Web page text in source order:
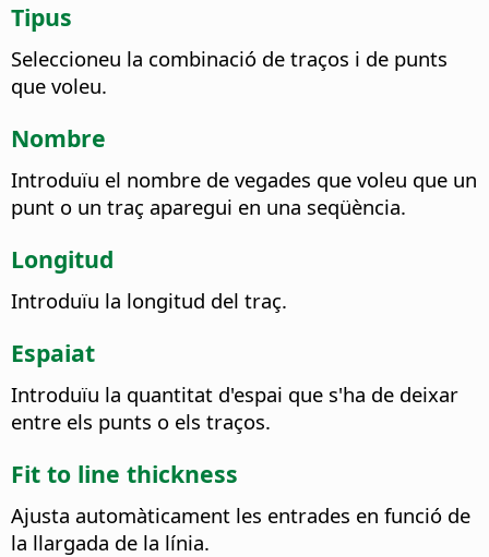
Tipus
Seleccioneu la combinació de traços i de punts
que voleu.
Nombre
Introduïu el nombre de vegades que voleu que un
punt o un traç aparegui en una seqüència.
Longitud
Introduïu la longitud del traç.
Espaiat
Introduïu la quantitat d'espai que s'ha de deixar
entre els punts o els traços.
Fit to line thickness
Ajusta automàticament les entrades en funció de
la llargada de la línia.